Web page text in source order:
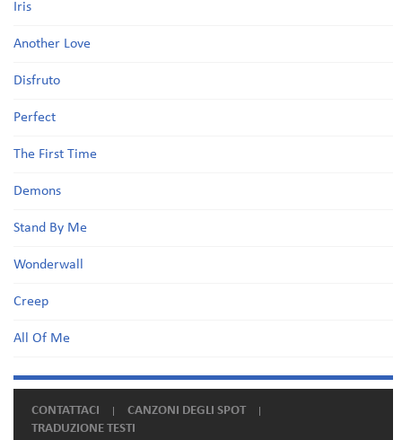
Iris
Another Love
Disfruto
Perfect
The First Time
Demons
Stand By Me
Wonderwall
Creep
All Of Me
CONTATTACI
CANZONI DEGLI SPOT
TRADUZIONE TESTI